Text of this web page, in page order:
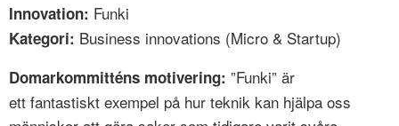
Innovation: Funki
Kategori: Business innovations (Micro & Startup)
Domarkommitténs motivering: ”Funki” är
ett fantastiskt exempel på hur teknik kan hjälpa oss